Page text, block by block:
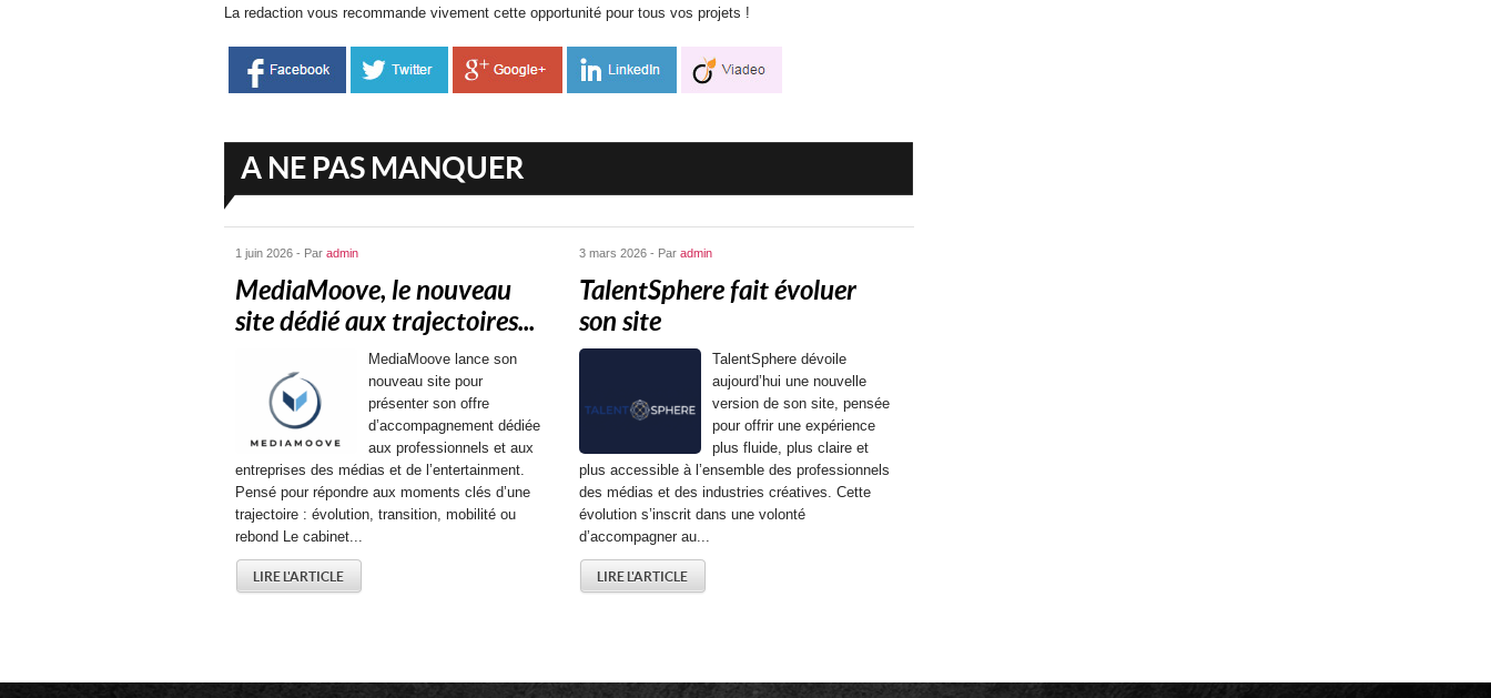
La redaction vous recommande vivement cette opportunité pour tous vos projets !
A NE PAS MANQUER
1 juin 2026 - Par admin
MediaMoove, le nouveau
site dédié aux trajectoires...
MediaMoove lance son
nouveau site pour
présenter son offre
d’accompagnement dédiée
aux professionnels et aux
entreprises des médias et de l’entertainment.
Pensé pour répondre aux moments clés d’une
trajectoire : évolution, transition, mobilité ou
rebond Le cabinet...
LIRE L'ARTICLE
3 mars 2026 - Par admin
TalentSphere fait évoluer
son site
TalentSphere dévoile
aujourd’hui une nouvelle
version de son site, pensée
pour offrir une expérience
plus fluide, plus claire et
plus accessible à l’ensemble des professionnels
des médias et des industries créatives. Cette
évolution s’inscrit dans une volonté
d’accompagner au...
LIRE L'ARTICLE